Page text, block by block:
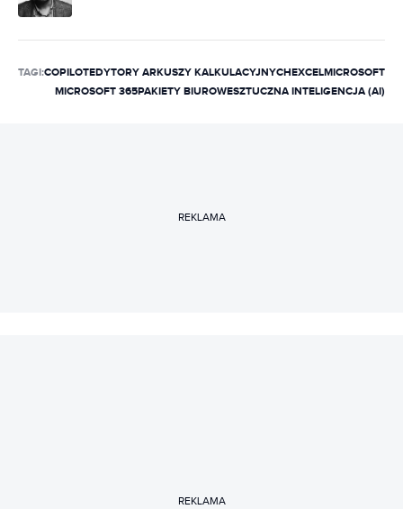
TAGI:COPILOTEDYTORY ARKUSZY KALKULACYJNYCHEXCELMICROSOFT
MICROSOFT 365PAKIETY BIUROWESZTUCZNA INTELIGENCJA (AI)
REKLAMA
REKLAMA